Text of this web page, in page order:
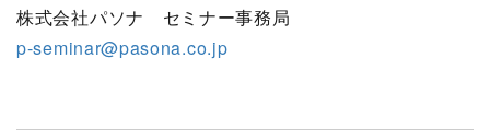
株式会社パソナ セミナー事務局
p-seminar@pasona.co.jp